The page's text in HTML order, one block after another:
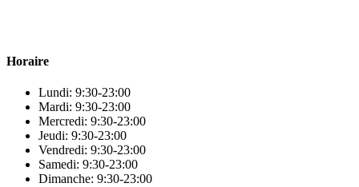
Horaire
Lundi: 9:30-23:00
Mardi: 9:30-23:00
Mercredi: 9:30-23:00
Jeudi: 9:30-23:00
Vendredi: 9:30-23:00
Samedi: 9:30-23:00
Dimanche: 9:30-23:00